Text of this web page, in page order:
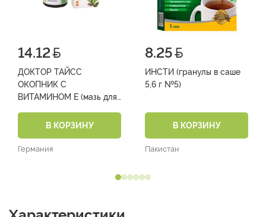
14.12
ДОКТОР ТАЙСС
ОКОПНИК С
ВИТАМИНОМ Е (мазь для
банках 50 г №1)
В КОРЗИНУ
Германия
8.25
ИНСТИ (гранулы в саше
5,6 г №5)
В КОРЗИНУ
Пакистан